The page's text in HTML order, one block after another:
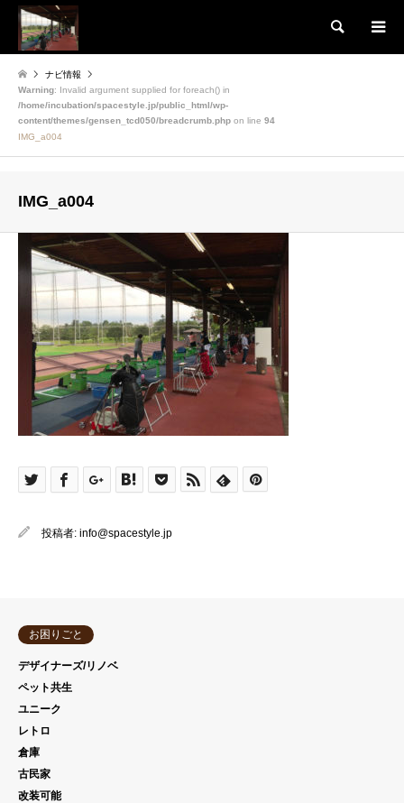
検索
ナビ情報
Warning: Invalid argument supplied for foreach() in
/home/incubation/spacestyle.jp/public_html/wp-
content/themes/gensen_tcd050/breadcrumb.php on line 94
IMG_a004
IMG_a004
投稿者: info@spacestyle.jp
お困りごと
デザイナーズ/リノベ
ペット共生
ユニーク
レトロ
倉庫
古民家
改装可能